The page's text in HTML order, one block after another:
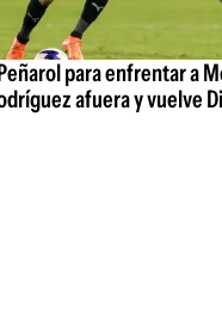
para enfrentar a
afuera y vuelve